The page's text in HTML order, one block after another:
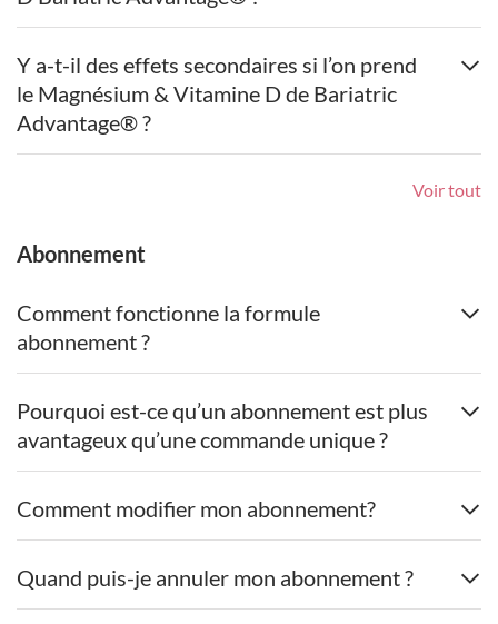
Y a-t-il des effets secondaires si l’on prend
le Magnésium & Vitamine D de Bariatric
Advantage® ?
Voir tout
Abonnement
Comment fonctionne la formule
abonnement ?
Pourquoi est-ce qu’un abonnement est plus
avantageux qu’une commande unique ?
Comment modifier mon abonnement?
Quand puis-je annuler mon abonnement ?